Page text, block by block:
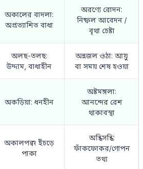
অকালের বাদলা:
অপ্রত্যাশিত বাধা
অরণ্যে রোদন:
নিষ্ফল আবেদন /
বৃথা চেষ্টা
অলছ-তলছ:
উদ্দাম, বাধাহীন
অন্নজল ওঠা: আয়ু
বা সময় শেষ হওয়া
অকড়িয়া: ধনহীন
অষ্টমঙ্গলা:
আনন্দের রেশ
থাকাবস্থা
অকালপক্ব: ইঁচড়ে
পাকা
অন্ধিসন্ধি:
ফাঁকফোকর/গোপন
তথ্য